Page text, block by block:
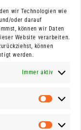
wir Technologien wie
oder darauf
können wir Daten
Website verarbeiten.
können
werden.
Immer aktiv
Filatow
COOKIE-